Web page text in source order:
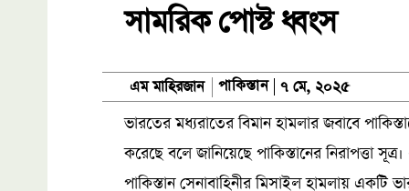
সামরিক পোস্ট ধ্বংস
এম মাহিরজান পাকিস্তান ৭ মে, ২০২৫
ভারতের মধ্যরাতের বিমান হামলার জবাবে
করেছে বলে জানিয়েছে পাকিস্তানের নিরাপত্তা
পাকিস্তান সেনাবাহিনীর মিসাইল হামলায় একটি